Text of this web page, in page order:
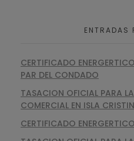
ENTRADAS
CERTIFICADO
PAR DEL CONDADO
TASACION OFICIAL PARA
COMERCIAL EN ISLA
CERTIFICADO